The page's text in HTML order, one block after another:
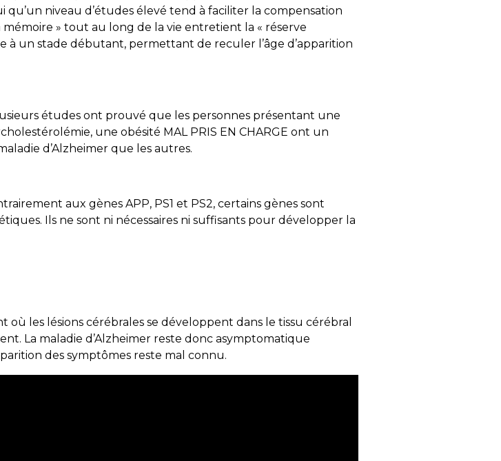
niveau d’études élevé tend à faciliter la compensation
» tout au long de la vie entretient la « réserve
à un stade débutant, permettant de reculer l’âge d’apparition
études ont prouvé que les personnes présentant une
une obésité MAL PRIS EN CHARGE ont un
d’Alzheimer que les autres.
aux gènes APP, PS1 et PS2, certains gènes sont
Ils ne sont ni nécessaires ni suffisants pour développer la
les lésions cérébrales se développent dans le tissu cérébral
La maladie d’Alzheimer reste donc asymptomatique
des symptômes reste mal connu.